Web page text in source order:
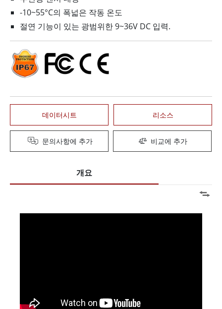
-10~55°C의 폭넓은 작동 온도
절연 기능이 있는 광범위한 9~36V DC 입력.
데이터시트 리소스
문의사항에 추가 비교에 추가
개요